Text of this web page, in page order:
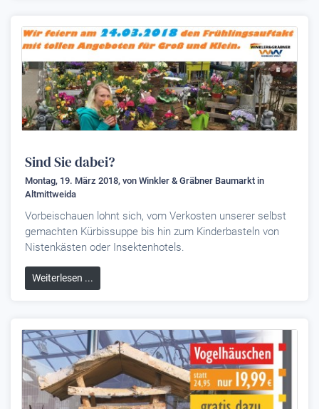
Sind Sie dabei?
Montag, 19. März 2018, von Winkler & Gräbner Baumarkt in
Altmittweida
Vorbeischauen lohnt sich, vom Verkosten unserer selbst
gemachten Kürbissuppe bis hin zum Kinderbasteln von
Nistenkästen oder Insektenhotels.
Weiterlesen ...